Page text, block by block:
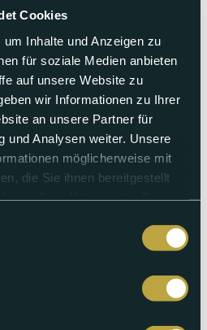
Cookies
Inhalte und Anzeigen zu
für soziale Medien anbieten
auf unsere Website zu
wir Informationen zu Ihrer
an unsere Partner für
und Analysen weiter. Unsere
möglicherweise mit
die Sie ihnen bereitgestellt
14.06.2026 – 12
im Kanton Baselland,